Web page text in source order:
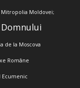
Mitropolia Moldovei;
de la Moscova
Române
Ecumenic